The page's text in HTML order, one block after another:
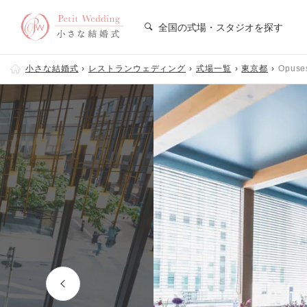
全国の式場・スタジオを探す
小さな結婚式 レストランウェディング 式場一覧 東京都